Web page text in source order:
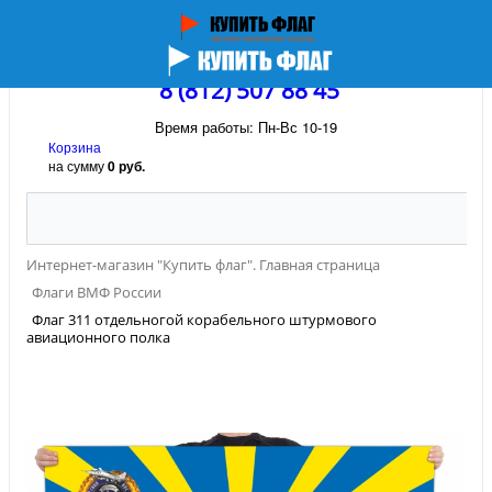
8 (812) 507 88 45
Время работы: Пн-Вс 10-19
Корзина
на сумму0 руб.
Интернет-магазин "Купить флаг". Главная страница
Флаги ВМФ России
Флаг 311 отдельногой корабельного штурмового
авиационного полка